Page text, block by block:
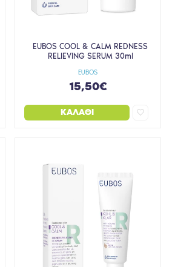
EUBOS
EUBOS COOL & CALM REDNESS
RELIEVING SERUM 30ml
15,50€
ΚΑΛΆΘΙ